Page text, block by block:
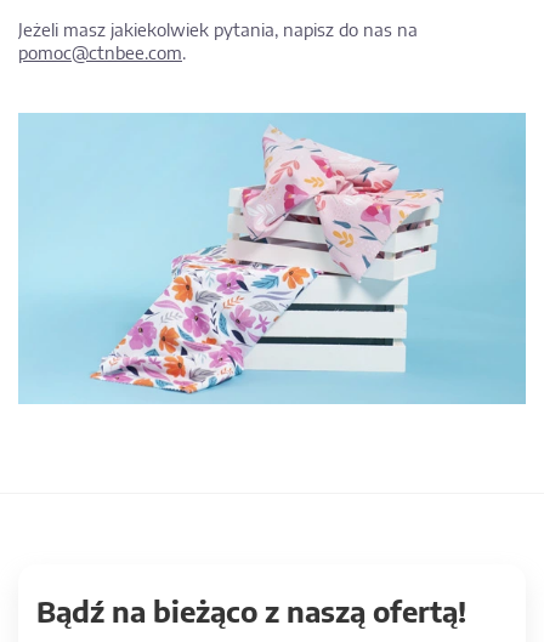
Jeżeli masz jakiekolwiek pytania, napisz do nas na
pomoc@ctnbee.com.
Bądź na bieżąco z naszą ofertą!